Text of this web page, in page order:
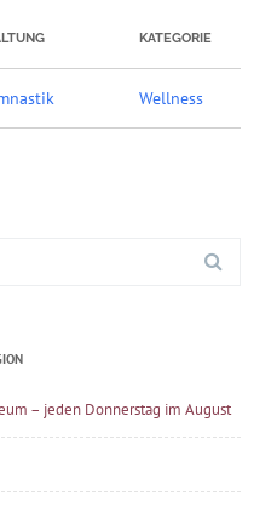
KATEGORIE
Wellness
– jeden Donnerstag im August